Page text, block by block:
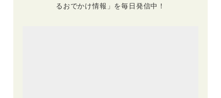
るおでかけ情報」を毎日発信中！